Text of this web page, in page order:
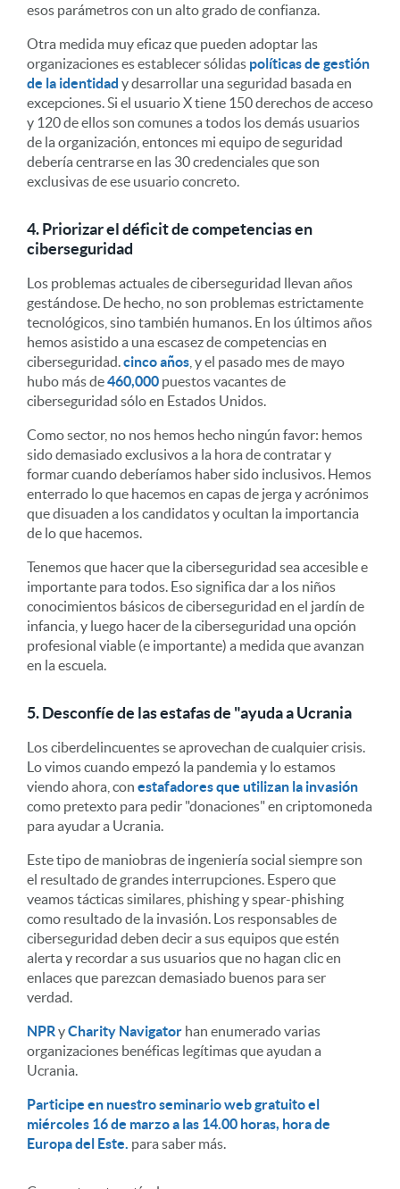
esos parámetros con un alto grado de confianza.
Otra medida muy eficaz que pueden adoptar las
organizaciones es establecer sólidas políticas de gestión
de la identidad y desarrollar una seguridad basada en
excepciones. Si el usuario X tiene 150 derechos de acceso
y 120 de ellos son comunes a todos los demás usuarios
de la organización, entonces mi equipo de seguridad
debería centrarse en las 30 credenciales que son
exclusivas de ese usuario concreto.
4. Priorizar el déficit de competencias en
ciberseguridad
Los problemas actuales de ciberseguridad llevan años
gestándose. De hecho, no son problemas estrictamente
tecnológicos, sino también humanos. En los últimos años
hemos asistido a una escasez de competencias en
ciberseguridad. cinco años , y el pasado mes de mayo
hubo más de460,000 puestos vacantes de
ciberseguridad sólo en Estados Unidos.
Como sector, no nos hemos hecho ningún favor: hemos
sido demasiado exclusivos a la hora de contratar y
formar cuando deberíamos haber sido inclusivos. Hemos
enterrado lo que hacemos en capas de jerga y acrónimos
que disuaden a los candidatos y ocultan la importancia
de lo que hacemos.
Tenemos que hacer que la ciberseguridad sea accesible e
importante para todos. Eso significa dar a los niños
conocimientos básicos de ciberseguridad en el jardín de
infancia, y luego hacer de la ciberseguridad una opción
profesional viable (e importante) a medida que avanzan
en la escuela.
5. Desconfíe de las estafas de "ayuda a Ucrania
Los ciberdelincuentes se aprovechan de cualquier crisis.
Lo vimos cuando empezó la pandemia y lo estamos
viendo ahora, con estafadores que utilizan la invasión
como pretexto para pedir "donaciones" en criptomoneda
para ayudar a Ucrania.
Este tipo de maniobras de ingeniería social siempre son
el resultado de grandes interrupciones. Espero que
veamos tácticas similares, phishing y spear-phishing
como resultado de la invasión. Los responsables de
ciberseguridad deben decir a sus equipos que estén
alerta y recordar a sus usuarios que no hagan clic en
enlaces que parezcan demasiado buenos para ser
verdad.
NPRyCharity Navigator han enumerado varias
organizaciones benéficas legítimas que ayudan a
Ucrania.
Participe en nuestro seminario web gratuito el
miércoles 16 de marzo a las 14.00 horas, hora de
Europa del Este. para saber más.